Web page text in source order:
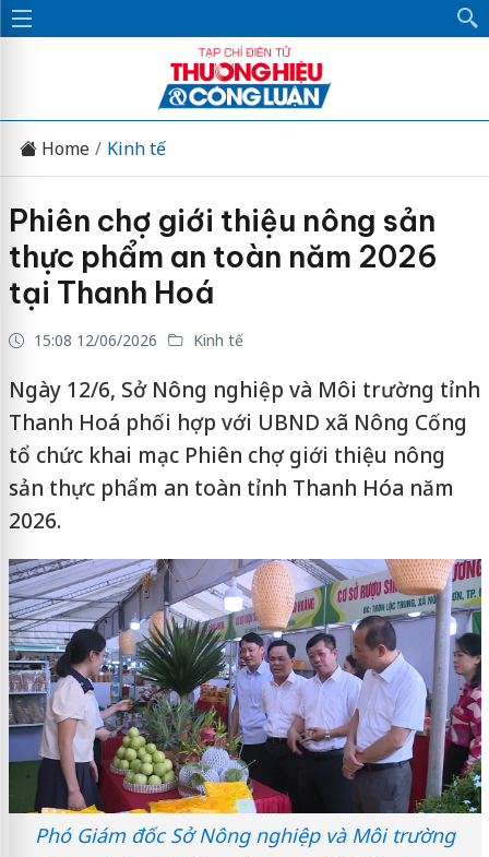
Home Kinh tế
Phiên chợ giới thiệu nông sản
thực phẩm an toàn năm 2026
tại Thanh Hoá
15:08 12/06/2026 Kinh tế
Ngày 12/6, Sở Nông nghiệp và Môi trường tỉnh
Thanh Hoá phối hợp với UBND xã Nông Cống
tổ chức khai mạc Phiên chợ giới thiệu nông
sản thực phẩm an toàn tỉnh Thanh Hóa năm
2026.
Phó Giám đốc Sở Nông nghiệp và Môi trường